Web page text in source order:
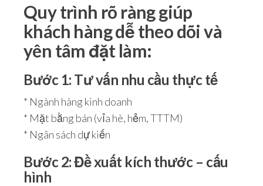
Quy trình rõ ràng giúp
khách hàng dễ theo dõi và
yên tâm đặt làm:
Bước 1: Tư vấn nhu cầu thực tế
* Ngành hàng kinh doanh
* Mặt bằng bán (vỉa hè, hẻm, TTTM)
* Ngân sách dự kiến
Bước 2: Đề xuất kích thước – cấu
hình